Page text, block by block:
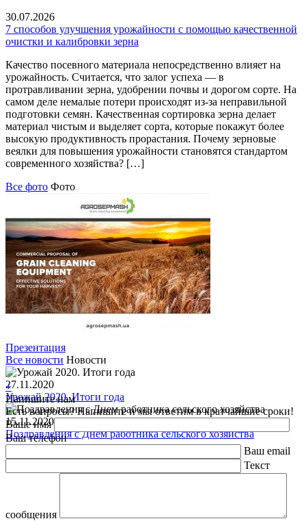
30.07.2026
7 способов улучшения урожайности с помощью качественной
очистки и калибровки зерна
Качество посевного материала непосредственно влияет на
урожайность. Считается, что залог успеха — в
протравливании зерна, удобрении почвы и дорогом сорте. На
самом деле немалые потери происходят из-за неправильной
подготовки семян. Качественная сортировка зерна делает
материал чистым и выделяет сорта, которые покажут более
высокую продуктивность прорастания. Почему зерновые
веялки для повышения урожайности становятся стандартом
современного хозяйства? […]
Все фото Фото
Презентация
Все новости Новости
27.11.2020
Урожай 2020. Итоги года
15.11.2020
Поздравления с Днем работника сельского хозяйства
+
Напишите нам
Есть вопросы? Напишите и мы ответим в кратчайшие сроки!
Ваше имя
Ваш телефон
Ваш email
Текст
сообщения